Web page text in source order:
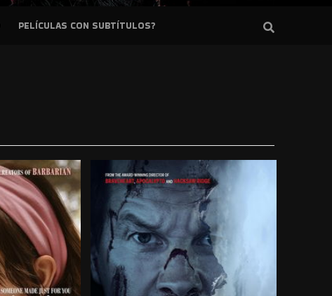
PELÍCULAS CON SUBTÍTULOS?